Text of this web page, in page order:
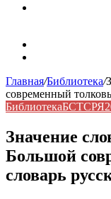
Главная/Библиотека/
современный
Библиотека
Значение
Большой
словарь